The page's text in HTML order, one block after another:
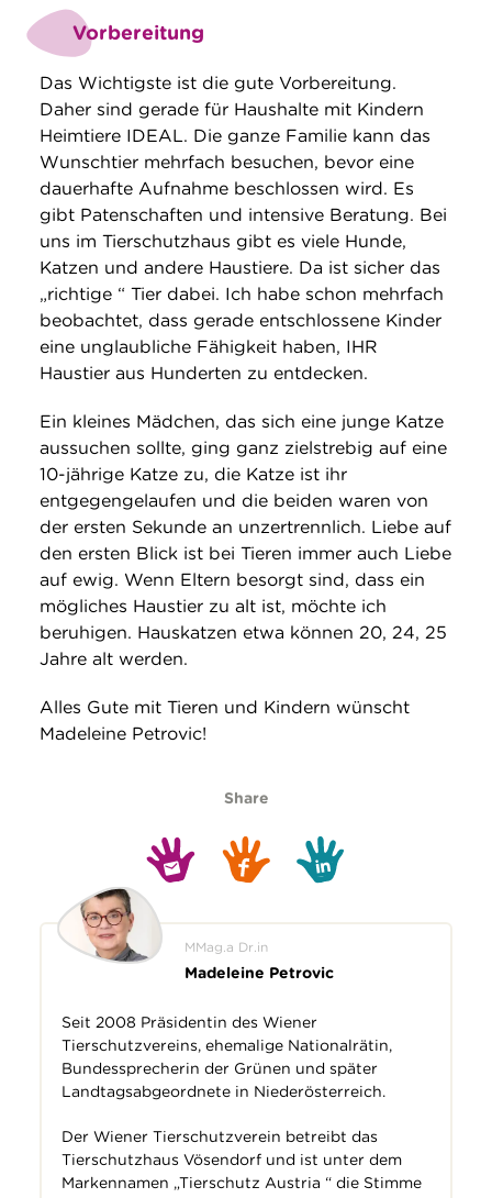
Vorbereitung
Das Wichtigste ist die gute Vorbereitung.
Daher sind gerade für Haushalte mit Kindern
Heimtiere IDEAL. Die ganze Familie kann das
Wunschtier mehrfach besuchen, bevor eine
dauerhafte Aufnahme beschlossen wird. Es
gibt Patenschaften und intensive Beratung. Bei
uns im Tierschutzhaus gibt es viele Hunde,
Katzen und andere Haustiere. Da ist sicher das
„richtige “ Tier dabei. Ich habe schon mehrfach
beobachtet, dass gerade entschlossene Kinder
eine unglaubliche Fähigkeit haben, IHR
Haustier aus Hunderten zu entdecken.
Ein kleines Mädchen, das sich eine junge Katze
aussuchen sollte, ging ganz zielstrebig auf eine
10-jährige Katze zu, die Katze ist ihr
entgegengelaufen und die beiden waren von
der ersten Sekunde an unzertrennlich. Liebe auf
den ersten Blick ist bei Tieren immer auch Liebe
auf ewig. Wenn Eltern besorgt sind, dass ein
mögliches Haustier zu alt ist, möchte ich
beruhigen. Hauskatzen etwa können 20, 24, 25
Jahre alt werden.
Alles Gute mit Tieren und Kindern wünscht
Madeleine Petrovic!
Share
MMag.a Dr.in
Madeleine Petrovic
Seit 2008 Präsidentin des Wiener
Tierschutzvereins, ehemalige Nationalrätin,
Bundessprecherin der Grünen und später
Landtagsabgeordnete in Niederösterreich.
Der Wiener Tierschutzverein betreibt das
Tierschutzhaus Vösendorf und ist unter dem
Markennamen „Tierschutz Austria “ die Stimme